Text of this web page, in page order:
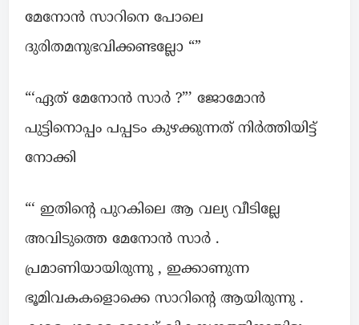
മേനോൻ സാറിനെ പോലെ
ദുരിതമനുഭവിക്കണ്ടല്ലോ “”
“‘ഏത് മേനോൻ സാർ ?”’ ജോമോൻ
പുട്ടിനൊപ്പം പപ്പടം കുഴക്കുന്നത് നിർത്തിയിട്ട്
നോക്കി
“‘ ഇതിന്റെ പുറകിലെ ആ വല്യ വീടില്ലേ
അവിടുത്തെ മേനോൻ സാർ .
പ്രമാണിയായിരുന്നു , ഇക്കാണുന്ന
ഭൂമിവകകളൊക്കെ സാറിന്റെ ആയിരുന്നു .